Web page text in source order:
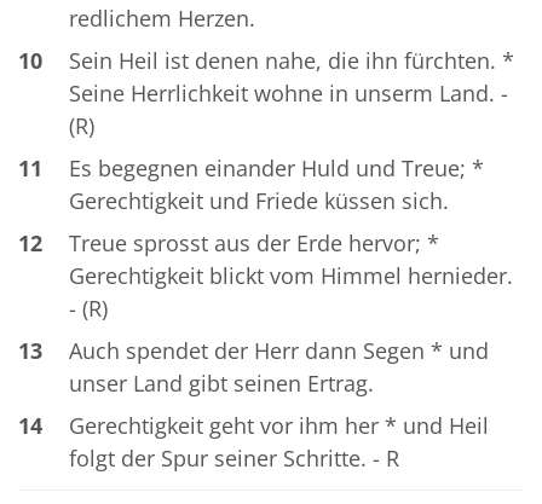
redlichem Herzen.
10
Sein Heil ist denen nahe, die ihn fürchten. *
Seine Herrlichkeit wohne in unserm Land. -
(R)
11
Es begegnen einander Huld und Treue; *
Gerechtigkeit und Friede küssen sich.
12
Treue sprosst aus der Erde hervor; *
Gerechtigkeit blickt vom Himmel hernieder.
- (R)
13
Auch spendet der Herr dann Segen * und
unser Land gibt seinen Ertrag.
14
Gerechtigkeit geht vor ihm her * und Heil
folgt der Spur seiner Schritte. - R